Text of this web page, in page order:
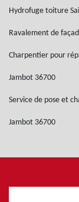
Hydrofuge toiture
Ravalement de
Charpentier pour
Jambot 36700
Service de pose et
Jambot 36700